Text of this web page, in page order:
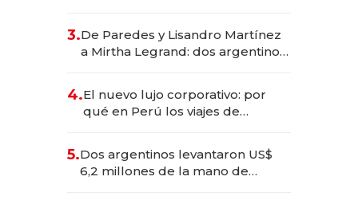
las marcas "fast premium"
3.De Paredes y Lisandro Martínez
a Mirtha Legrand: dos argentinos
4.El nuevo lujo corporativo: por
qué en Perú los viajes de
transformadoras
5.Dos argentinos levantaron US$
6,2 millones de la mano de